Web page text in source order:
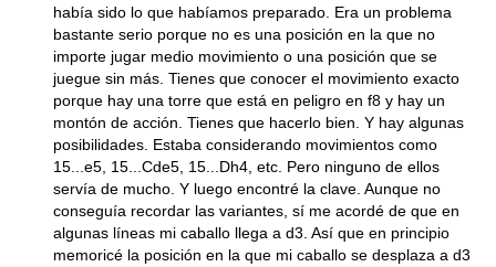
había sido lo que habíamos preparado. Era un problema
bastante serio porque no es una posición en la que no
importe jugar medio movimiento o una posición que se
juegue sin más. Tienes que conocer el movimiento exacto
porque hay una torre que está en peligro en f8 y hay un
montón de acción. Tienes que hacerlo bien. Y hay algunas
posibilidades. Estaba considerando movimientos como
15...e5, 15...Cde5, 15...Dh4, etc. Pero ninguno de ellos
servía de mucho. Y luego encontré la clave. Aunque no
conseguía recordar las variantes, sí me acordé de que en
algunas líneas mi caballo llega a d3. Así que en principio
memoricé la posición en la que mi caballo se desplaza a d3